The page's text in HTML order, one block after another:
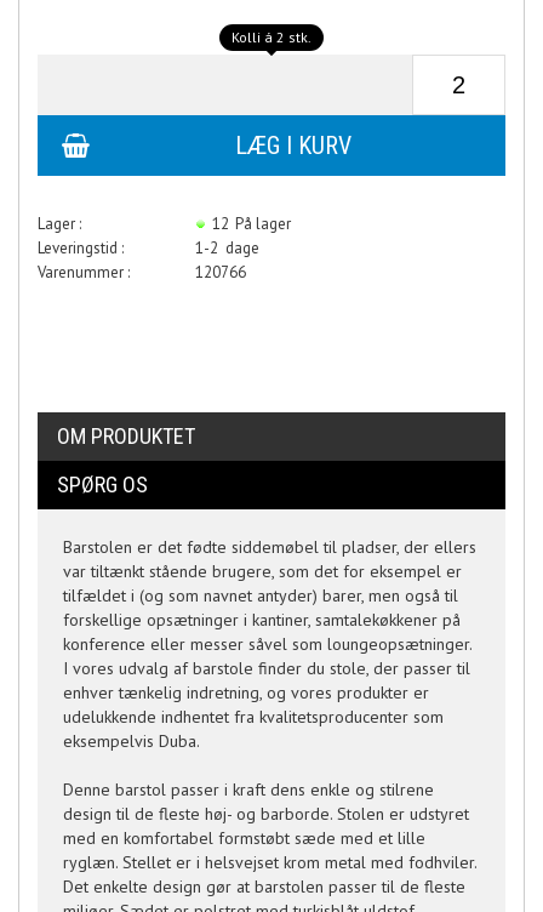
Kolli á 2 stk.
Lager : 12 På lager
Leveringstid :
1-2 dage
Varenummer :
120766
OM PRODUKTET
SPØRG OS
Barstolen er det fødte siddemøbel til pladser, der ellers
var tiltænkt stående brugere, som det for eksempel er
tilfældet i (og som navnet antyder) barer, men også til
forskellige opsætninger i kantiner, samtalekøkkener på
konference eller messer såvel som loungeopsætninger.
I vores udvalg af barstole finder du stole, der passer til
enhver tænkelig indretning, og vores produkter er
udelukkende indhentet fra kvalitetsproducenter som
eksempelvis Duba.
Denne barstol passer i kraft dens enkle og stilrene
design til de fleste høj- og barborde. Stolen er udstyret
med en komfortabel formstøbt sæde med et lille
ryglæn. Stellet er i helsvejset krom metal med fodhviler.
Det enkelte design gør at barstolen passer til de fleste